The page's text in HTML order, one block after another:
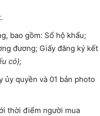
bao gồm: Sổ hộ khẩu;
đương; Giấy đăng ký kết
có);
ủy quyền và 01 bản photo
thời điểm người mua